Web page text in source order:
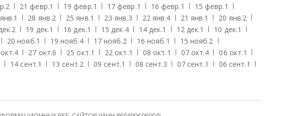
2 21 февр.1 19 февр.1 17 февр.1 16 февр.1 15 февр.1
1 28 янв.2 25 янв.1 23 янв.3 22 янв.4 21 янв.1 20 янв.2
2 19 дек.1 16 дек.1 15 дек.4 14 дек.1 12 дек.1 10 дек.1
20 нояб.1 19 нояб.4 17 нояб.2 16 нояб.1 15 нояб.2
4 27 окт.6 25 окт.1 22 окт.1 08 окт.1 07 окт.4 06 окт.1
14 сент.1 13 сент.2 09 сент.1 08 сент.3 07 сент.1 06 сент.1